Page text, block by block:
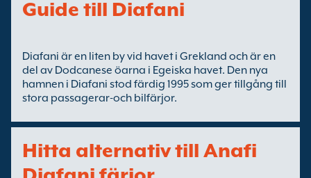
Guide till Diafani
Diafani är en liten by vid havet i Grekland och är en
del av Dodcanese öarna i Egeiska havet. Den nya
hamnen i Diafani stod färdig 1995 som ger tillgång till
stora passagerar-och bilfärjor.
Hitta alternativ till Anafi